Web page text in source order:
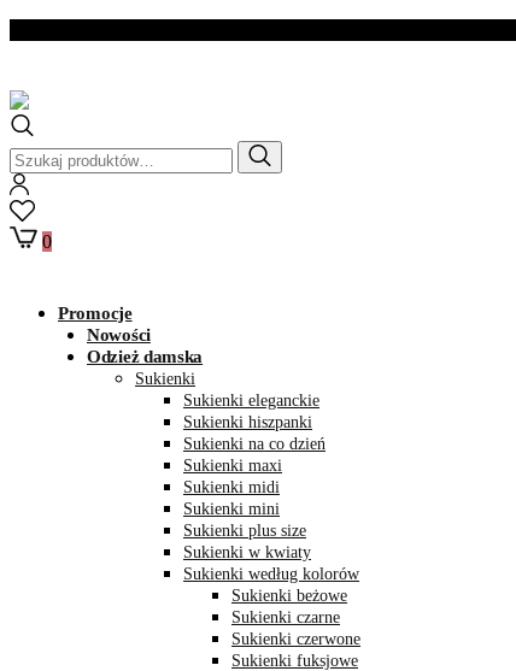
Szukaj:
0
Promocje
Nowości
Odzież damska
Sukienki
Sukienki eleganckie
Sukienki hiszpanki
Sukienki na co dzień
Sukienki maxi
Sukienki midi
Sukienki mini
Sukienki plus size
Sukienki w kwiaty
Sukienki według kolorów
Sukienki beżowe
Sukienki czarne
Sukienki czerwone
Sukienki fuksjowe